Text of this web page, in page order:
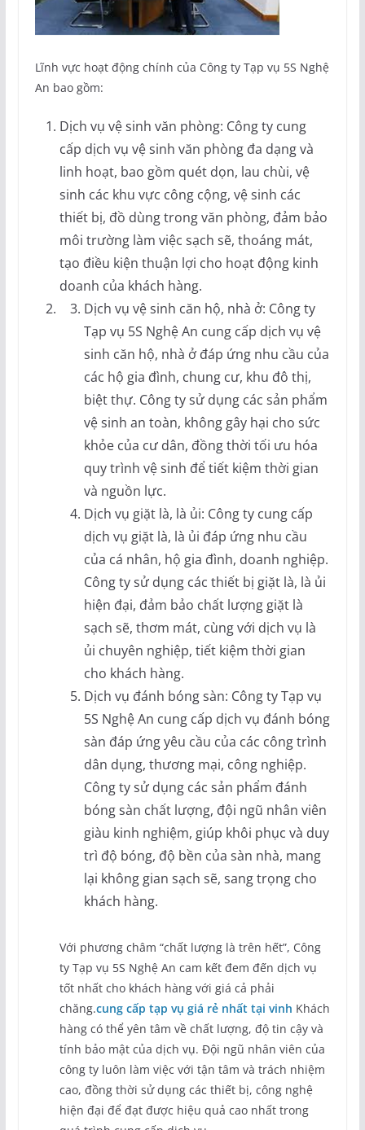
Lĩnh vực hoạt động chính của Công ty Tạp vụ 5S Nghệ
An bao gồm:
Dịch vụ vệ sinh văn phòng: Công ty cung
cấp dịch vụ vệ sinh văn phòng đa dạng và
linh hoạt, bao gồm quét dọn, lau chùi, vệ
sinh các khu vực công cộng, vệ sinh các
thiết bị, đồ dùng trong văn phòng, đảm bảo
môi trường làm việc sạch sẽ, thoáng mát,
tạo điều kiện thuận lợi cho hoạt động kinh
doanh của khách hàng.
Dịch vụ vệ sinh căn hộ, nhà ở: Công ty
Tạp vụ 5S Nghệ An cung cấp dịch vụ vệ
sinh căn hộ, nhà ở đáp ứng nhu cầu của
các hộ gia đình, chung cư, khu đô thị,
biệt thự. Công ty sử dụng các sản phẩm
vệ sinh an toàn, không gây hại cho sức
khỏe của cư dân, đồng thời tối ưu hóa
quy trình vệ sinh để tiết kiệm thời gian
và nguồn lực.
Dịch vụ giặt là, là ủi: Công ty cung cấp
dịch vụ giặt là, là ủi đáp ứng nhu cầu
của cá nhân, hộ gia đình, doanh nghiệp.
Công ty sử dụng các thiết bị giặt là, là ủi
hiện đại, đảm bảo chất lượng giặt là
sạch sẽ, thơm mát, cùng với dịch vụ là
ủi chuyên nghiệp, tiết kiệm thời gian
cho khách hàng.
Dịch vụ đánh bóng sàn: Công ty Tạp vụ
5S Nghệ An cung cấp dịch vụ đánh bóng
sàn đáp ứng yêu cầu của các công trình
dân dụng, thương mại, công nghiệp.
Công ty sử dụng các sản phẩm đánh
bóng sàn chất lượng, đội ngũ nhân viên
giàu kinh nghiệm, giúp khôi phục và duy
trì độ bóng, độ bền của sàn nhà, mang
lại không gian sạch sẽ, sang trọng cho
khách hàng.
Với phương châm “chất lượng là trên hết”, Công
ty Tạp vụ 5S Nghệ An cam kết đem đến dịch vụ
tốt nhất cho khách hàng với giá cả phải
chăng.cung cấp tạp vụ giá rẻ nhất tại vinh Khách
hàng có thể yên tâm về chất lượng, độ tin cậy và
tính bảo mật của dịch vụ. Đội ngũ nhân viên của
công ty luôn làm việc với tận tâm và trách nhiệm
cao, đồng thời sử dụng các thiết bị, công nghệ
hiện đại để đạt được hiệu quả cao nhất trong